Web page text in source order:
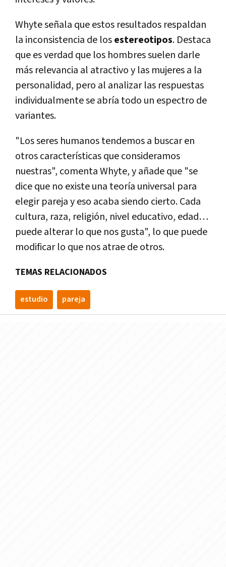
Whyte señala que estos resultados respaldan
la inconsistencia de losestereotipos. Destaca
que es verdad que los hombres suelen darle
más relevancia al atractivo y las mujeres a la
personalidad, pero al analizar las respuestas
individualmente se abría todo un espectro de
variantes.
"Los seres humanos tendemos a buscar en
otros características que consideramos
nuestras", comenta Whyte, y añade que "se
dice que no existe una teoría universal para
elegir pareja y eso acaba siendo cierto. Cada
cultura, raza, religión, nivel educativo, edad…
puede alterar lo que nos gusta", lo que puede
modificar lo que nos atrae de otros.
TEMAS RELACIONADOS
estudio pareja